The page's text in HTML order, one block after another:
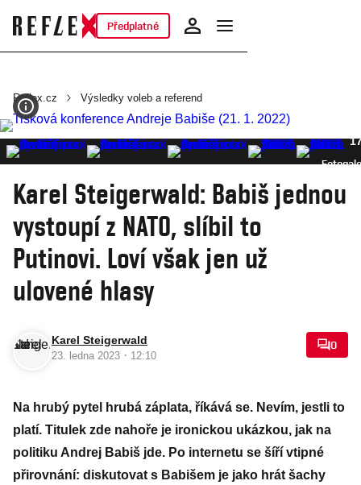
Předplatné
Reflex.cz Výsledky voleb a referend
Karel Steigerwald: Babiš jednou
vystoupí z NATO, slíbil to
Putinovi. Loví však jen už
ulovené hlasy
Karel Steigerwald
23. ledna 2023 · 12:10
0
Na hrubý pytel hrubá záplata, říkává se. Nevím, jestli to
platí. Titulek zde nahoře je ironickou ukázkou, jak na
politiku Andrej Babiš jde. Po internetu se šíří vtipné
přirovnání: diskutovat s Babišem je jako hrát šachy